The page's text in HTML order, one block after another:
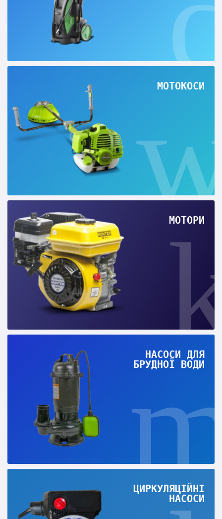
МОТОКОСИ
МОТОРИ
НАСОСИ ДЛЯ
БРУДНОЇ ВОДИ
ЦИРКУЛЯЦІЙНІ
НАСОСИ